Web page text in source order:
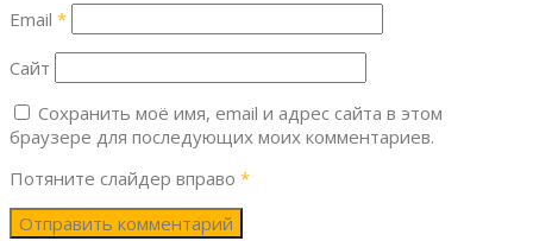
Email *
Сайт
Сохранить моё имя, email и адрес сайта в этом
браузере для последующих моих комментариев.
Потяните слайдер вправо *